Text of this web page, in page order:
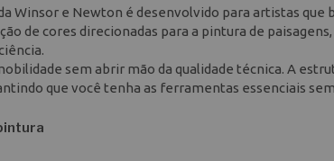
Winsor e Newton é desenvolvido para artistas que
de cores direcionadas para a pintura de
sem abrir mão da qualidade técnica. A
que você tenha as ferramentas essenciais